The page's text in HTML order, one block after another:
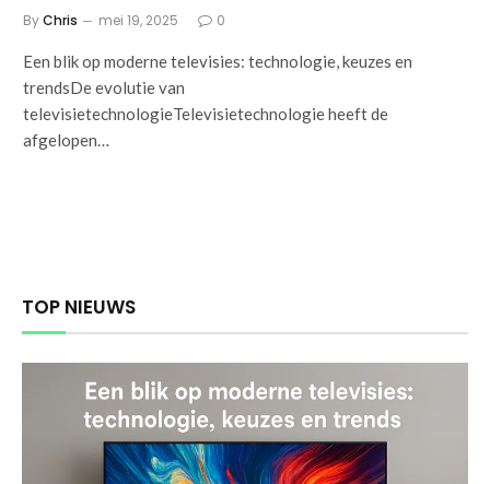
ByChris mei 19, 2025 0
Een blik op moderne televisies: technologie, keuzes en
trendsDe evolutie van
televisietechnologieTelevisietechnologie heeft de
afgelopen…
TOP NIEUWS